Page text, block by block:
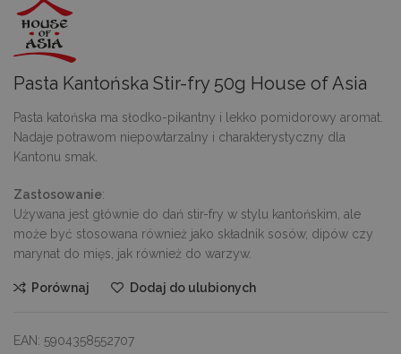
Pasta Kantońska Stir-fry 50g House of Asia
Pasta katońska ma słodko-pikantny i lekko pomidorowy aromat.
Nadaje potrawom niepowtarzalny i charakterystyczny dla
Kantonu smak.
Zastosowanie:
Używana jest głównie do dań stir-fry w stylu kantońskim, ale
może być stosowana również jako składnik sosów, dipów czy
marynat do mięs, jak również do warzyw.
Porównaj Dodaj do ulubionych
EAN: 5904358552707